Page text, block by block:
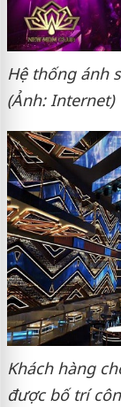
Hệ thống ánh
(Ảnh: Internet)
Khách hàng
được bố trí